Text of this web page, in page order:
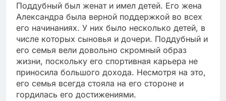
Поддубный был женат и имел детей. Его жена
Александра была верной поддержкой во всех
его начинаниях. У них было несколько детей, в
числе которых сыновья и дочери. Поддубный и
его семья вели довольно скромный образ
жизни, поскольку его спортивная карьера не
приносила большого дохода. Несмотря на это,
его семья всегда стояла на его стороне и
гордилась его достижениями.